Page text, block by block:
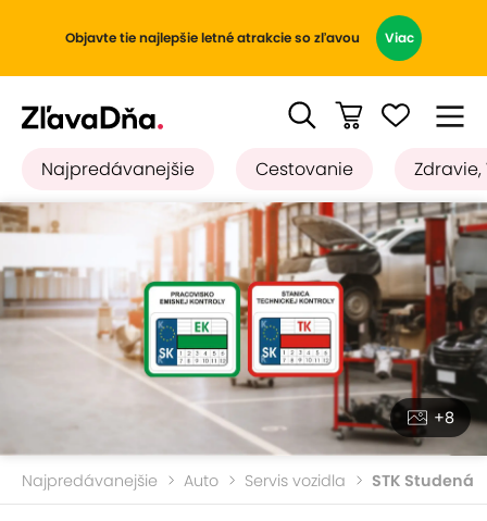
Objavte tie najlepšie letné atrakcie so zľavou Viac
Najpredávanejšie Cestovanie Zdravie,
+8
Najpredávanejšie Auto Servis vozidla STK Studená